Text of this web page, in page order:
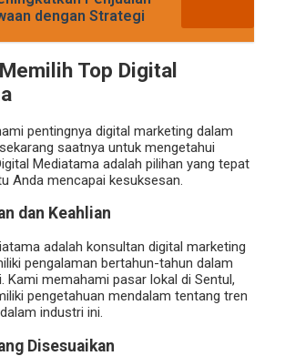
dengan Strategi
Top Digital
pentingnya digital marketing dalam
saatnya untuk mengetahui
Mediatama adalah pilihan yang tepat
Anda mencapai kesuksesan.
dan Keahlian
adalah konsultan digital marketing
pengalaman bertahun-tahun dalam
Kami memahami pasar lokal di Sentul,
pengetahuan mendalam tentang tren
industri ini.
Disesuaikan